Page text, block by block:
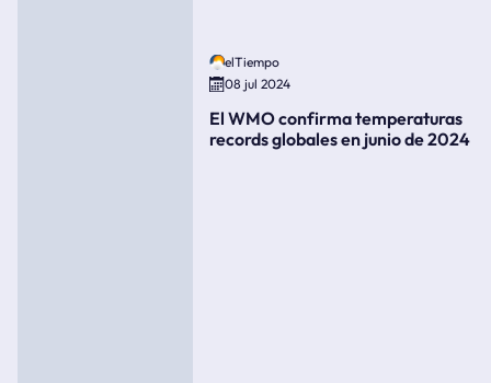
elTiempo
08 jul 2024
El WMO confirma temperaturas
records globales en junio de 2024